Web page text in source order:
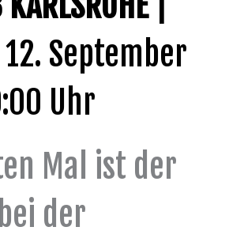
September
Uhr
Mal ist der
der